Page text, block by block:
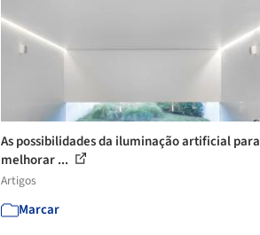
As possibilidades da iluminação artificial para
melhorar ...
Artigos
Marcar